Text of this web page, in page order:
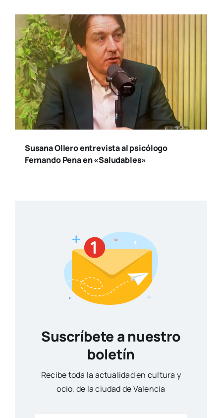
Susana Ollero entrevista al psicólogo
Fernando Pena en «Saludables»
Suscríbete a nuestro
boletín
Reci­be toda la actua­li­dad en cul­tu­ra y
ocio, de la ciu­dad de Valen­cia